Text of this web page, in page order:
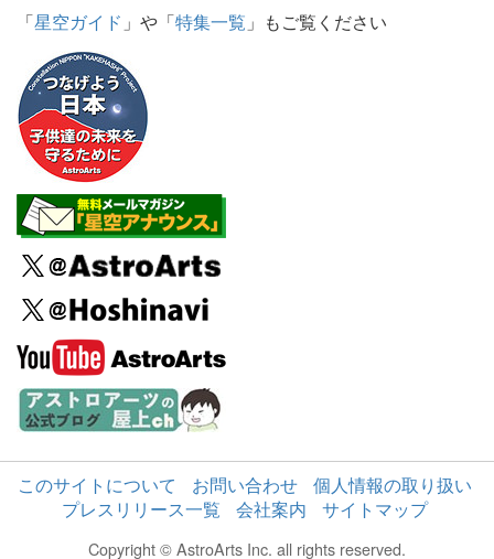
「星空ガイド 」や「特集一覧 」もご覧ください
このサイトについて お問い合わせ
個人情報の取り扱い
プレスリリース一覧
会社案内 サイトマップ
Copyright © AstroArts Inc. all rights reserved.